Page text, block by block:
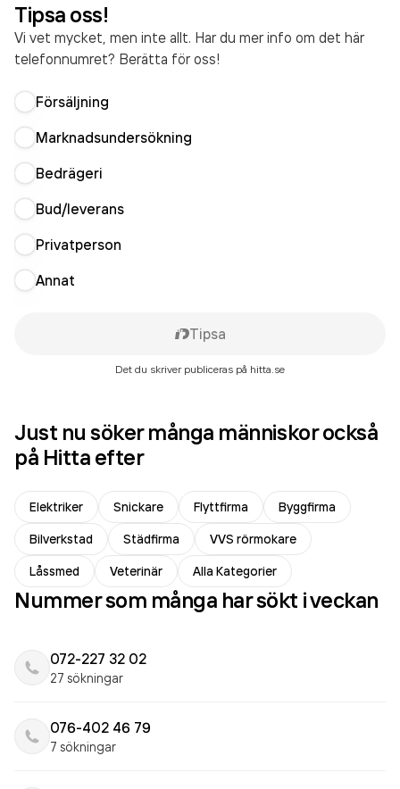
Tipsa oss!
Vi vet mycket, men inte allt. Har du mer info om det här
telefonnumret? Berätta för oss!
Försäljning
Marknadsundersökning
Bedrägeri
Bud/leverans
Privatperson
Annat
Tipsa
Det du skriver publiceras på hitta.se
Just nu söker många människor också
på Hitta efter
Elektriker Snickare Flyttfirma
Byggfirma
Bilverkstad
Städfirma
VVS rörmokare
Låssmed
Veterinär Alla Kategorier
Nummer som många har sökt i veckan
072-227 32 02
27 sökningar
076-402 46 79
7 sökningar